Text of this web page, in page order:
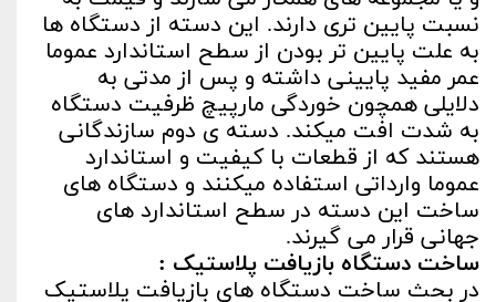
نسبت پایین تری دارند. این دسته از دستگاه ها
به علت پایین تر بودن از سطح استاندارد عموما
عمر مفید پایینی داشته و پس از مدتی به
دلایلی همچون خوردگی مارپیچ ظرفیت دستگاه
به شدت افت میکند. دسته ی دوم سازندگانی
هستند که از قطعات با کیفیت و استاندارد
عموما وارداتی استفاده میکنند و دستگاه های
ساخت این دسته در سطح استاندارد های
جهانی قرار می گیرند.
ساخت دستگاه بازیافت پلاستیک :
در بحث ساخت دستگاه های بازیافت پلاستیک